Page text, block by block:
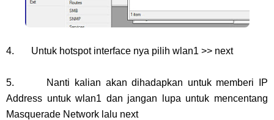
4. Untuk hotspot interface nya pilih wlan1 >> next
5. Nanti kalian akan dihadapkan untuk memberi IP
Address untuk wlan1 dan jangan lupa untuk mencentang
Masquerade Network lalu next